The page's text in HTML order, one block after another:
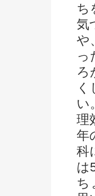
ち
気
や
っ
ろ
い
理
年
科
は
ち